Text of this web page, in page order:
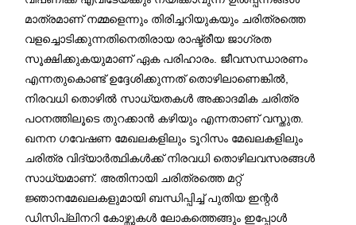
മാത്രമാണ് നമ്മളെന്നും തിരിച്ചറിയുകയും ചരിത്രത്തെ
വളച്ചൊടിക്കുന്നതിനെതിരായ രാഷ്ട്രീയ ജാഗ്രത
സൂക്ഷിക്കുകയുമാണ് ഏക പരിഹാരം. ജീവസന്ധാരണം
എന്നതുകൊണ്ട് ഉദ്ദേശിക്കുന്നത് തൊഴിലാണെങ്കിൽ,
നിരവധി തൊഴിൽ സാധ്യതകൾ അക്കാദമിക ചരിത്ര
പഠനത്തിലൂടെ തുറക്കാൻ കഴിയും എന്നതാണ് വസ്തുത.
ഖനന ഗവേഷണ മേഖലകളിലും ടൂറിസം മേഖലകളിലും
ചരിത്ര വിദ്യാർത്ഥികൾക്ക് നിരവധി തൊഴിലവസരങ്ങൾ
സാധ്യമാണ്. അതിനായി ചരിത്രത്തെ മറ്റ്
ജ്ഞാനമേഖലകളുമായി ബന്ധിപ്പിച്ച് പുതിയ ഇന്റർ
ഡിസിപ്ലിനറി കോഴ്സുകൾ ലോകത്തെങ്ങും ഇപ്പോൾ